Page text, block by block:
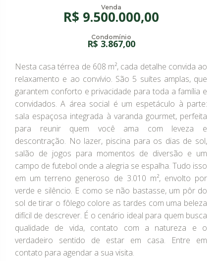
Venda
R$ 9.500.000,00
Condomínio
R$ 3.867,00
Nesta casa térrea de 608 m², cada detalhe convida ao
relaxamento e ao convívio. São 5 suítes amplas, que
garantem conforto e privacidade para toda a família e
convidados. A área social é um espetáculo à parte:
sala espaçosa integrada à varanda gourmet, perfeita
para reunir quem você ama com leveza e
descontração. No lazer, piscina para os dias de sol,
salão de jogos para momentos de diversão e um
campo de futebol onde a alegria se espalha. Tudo isso
em um terreno generoso de 3.010 m², envolto por
verde e silêncio. E como se não bastasse, um pôr do
sol de tirar o fôlego colore as tardes com uma beleza
difícil de descrever. É o cenário ideal para quem busca
qualidade de vida, contato com a natureza e o
verdadeiro sentido de estar em casa. Entre em
contato para agendar a sua visita.